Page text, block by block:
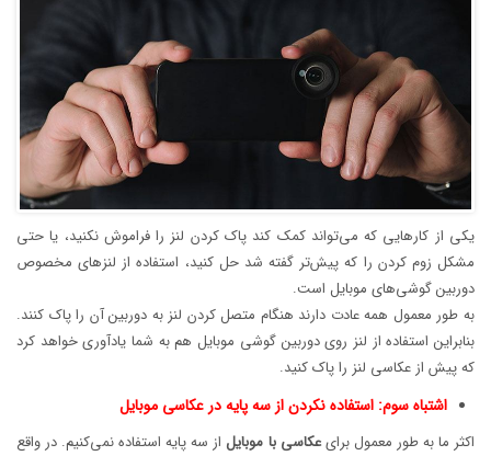
یکی از کارهایی که می‌تواند کمک کند پاک کردن لنز را فراموش نکنید، یا حتی
مشکل زوم کردن را که پیش‌تر گفته شد حل کنید، استفاده از لنزهای مخصوص
دوربین گوشی‌های موبایل است.
به طور معمول همه عادت دارند هنگام متصل کردن لنز به دوربین آن را پاک کنند.
بنابراین استفاده از لنز روی دوربین گوشی موبایل هم به شما یادآوری خواهد کرد
که پیش از عکاسی لنز را پاک کنید.
اشتباه سوم: استفاده نکردن از سه پایه در عکاسی موبایل
اکثر ما به طور معمول برایعکاسی با موبایل از سه پایه استفاده نمی‌کنیم. در واقع